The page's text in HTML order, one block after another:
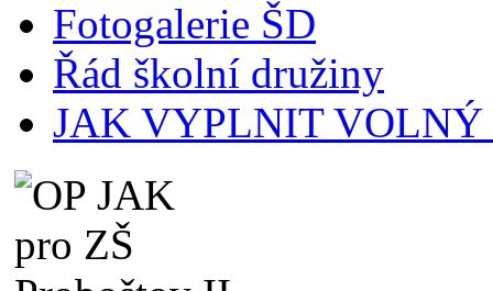
Fotogalerie ŠD
Řád školní družiny
JAK VYPLNIT VOLNÝ